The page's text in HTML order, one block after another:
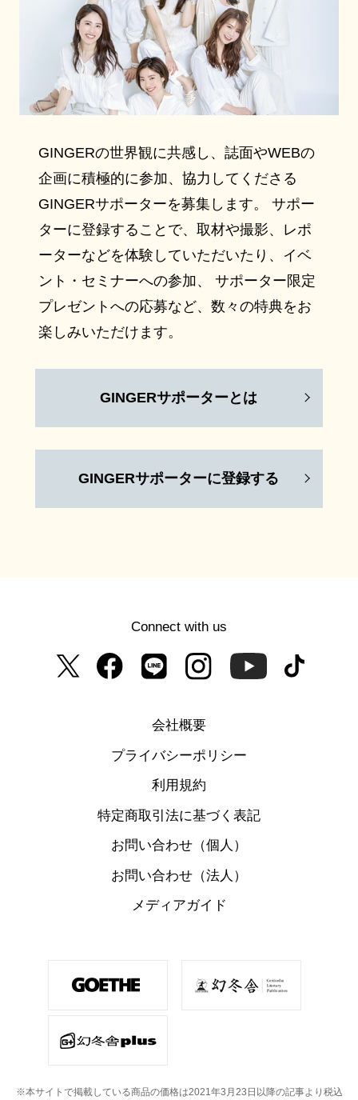
GINGERの世界観に共感し、誌面やWEBの
企画に積極的に参加、協力してくださる
GINGERサポーターを募集します。 サポー
ターに登録することで、取材や撮影、レポ
ーターなどを体験していただいたり、イベ
ント・セミナーへの参加、 サポーター限定
プレゼントへの応募など、数々の特典をお
楽しみいただけます。
GINGERサポーターとは
GINGERサポーターに登録する
Connect with us
会社概要
プライバシーポリシー
利用規約
特定商取引法に基づく表記
お問い合わせ（個人）
お問い合わせ（法人）
メディアガイド
※本サイトで掲載している商品の価格は2021年3月23日以降の記事より税込